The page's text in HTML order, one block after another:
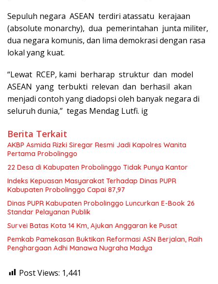
Sepuluh negara ASEAN terdiri atassatu kerajaan
(absolute monarchy), dua pemerintahan junta militer,
dua negara komunis, dan lima demokrasi dengan rasa
lokal yang kuat.
“Lewat RCEP, kami berharap struktur dan model
ASEAN yang terbukti relevan dan berhasil akan
menjadi contoh yang diadopsi oleh banyak negara di
seluruh dunia,” tegas Mendag Lutfi. ig
Berita Terkait
AKBP Asmida Rizki Siregar Resmi Jadi Kapolres Wanita
Pertama Probolinggo
22 Desa di Kabupaten Probolinggo Tidak Punya Kantor
Indeks Kepuasan Masyarakat Terhadap Dinas PUPR
Kabupaten Probolinggo Capai 87,97
Dinas PUPR Kabupaten Probolinggo Luncurkan E-Book 26
Standar Pelayanan Publik
Survei Batas Kota 14 Km, Ajukan Anggaran ke Pusat
Pemkab Pamekasan Buktikan Reformasi ASN Berjalan, Raih
Penghargaan Adhi Manawa Nugraha Madya
Post Views: 1,441